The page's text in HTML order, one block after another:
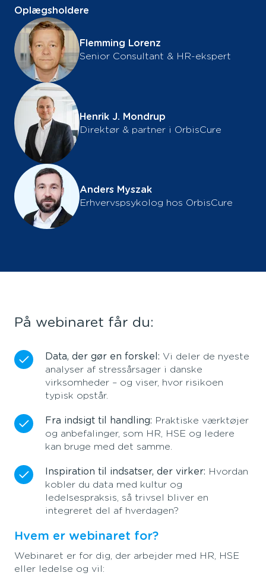
Oplægsholdere
Flemming Lorenz
Senior Consultant & HR-ekspert
Henrik J. Mondrup
Direktør & partner i OrbisCure
Anders Myszak
Erhvervspsykolog hos OrbisCure
På webinaret får du:
Data, der gør en forskel: Vi deler de nyeste
analyser af stressårsager i danske
virksomheder – og viser, hvor risikoen
typisk opstår.
Fra indsigt til handling: Praktiske værktøjer
og anbefalinger, som HR, HSE og ledere
kan bruge med det samme.
Inspiration til indsatser, der virker: Hvordan
kobler du data med kultur og
ledelsespraksis, så trivsel bliver en
integreret del af hverdagen?
Hvem er webinaret for?
Webinaret er for dig, der arbejder med HR, HSE
eller ledelse og vil: